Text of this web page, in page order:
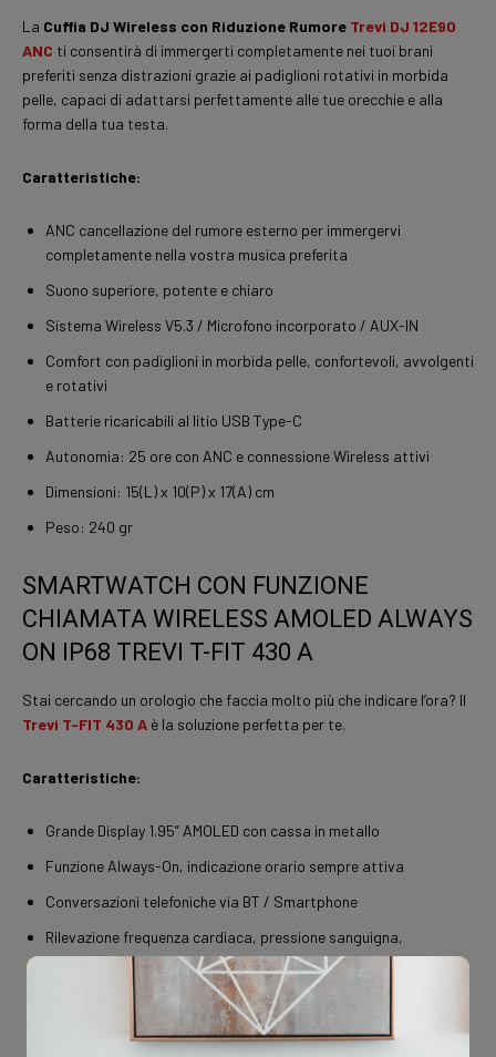
La Cuffia DJ Wireless con Riduzione Rumore Trevi DJ 12E90
ANC ti consentirà di immergerti completamente nei tuoi brani
preferiti senza distrazioni grazie ai padiglioni rotativi in morbida
pelle, capaci di adattarsi perfettamente alle tue orecchie e alla
forma della tua testa.
Caratteristiche:
ANC cancellazione del rumore esterno per immergervi
completamente nella vostra musica preferita
Suono superiore, potente e chiaro
Sistema Wireless V5.3 / Microfono incorporato / AUX-IN
Comfort con padiglioni in morbida pelle, confortevoli, avvolgenti
e rotativi
Batterie ricaricabili al litio USB Type-C
Autonomia: 25 ore con ANC e connessione Wireless attivi
Dimensioni: 15(L) x 10(P) x 17(A) cm
Peso: 240 gr
SMARTWATCH CON FUNZIONE
CHIAMATA WIRELESS AMOLED ALWAYS
ON IP68 TREVI T-FIT 430 A
Stai cercando un orologio che faccia molto più che indicare l’ora? Il
Trevi T-FIT 430 A è la soluzione perfetta per te.
Caratteristiche:
Grande Display 1.95” AMOLED con cassa in metallo
Funzione Always-On, indicazione orario sempre attiva
Conversazioni telefoniche via BT / Smartphone
Rilevazione frequenza cardiaca, pressione sanguigna,
ossigenazione del sangue, passi, calorie bruciate, distanza
Monitoraggio di 100 attività sportive